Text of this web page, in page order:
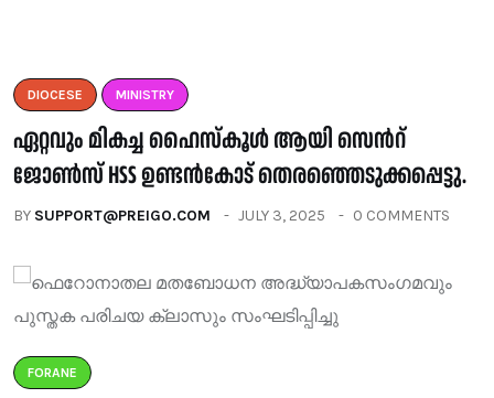
DIOCESE MINISTRY
ഏറ്റവും മികച്ച ഹൈസ്കൂൾ ആയി സെൻറ്
ജോൺസ് HSS ഉണ്ടൻകോട് തെരഞ്ഞെടുക്കപ്പെട്ടു.
BY SUPPORT@PREIGO.COM JULY 3, 2025 0 COMMENTS
FORANE